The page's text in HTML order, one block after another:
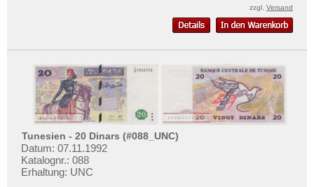
zzgl. Versand
Tunesien - 20 Dinars (#088_UNC)
Datum: 07.11.1992
Katalognr.: 088
Erhaltung: UNC